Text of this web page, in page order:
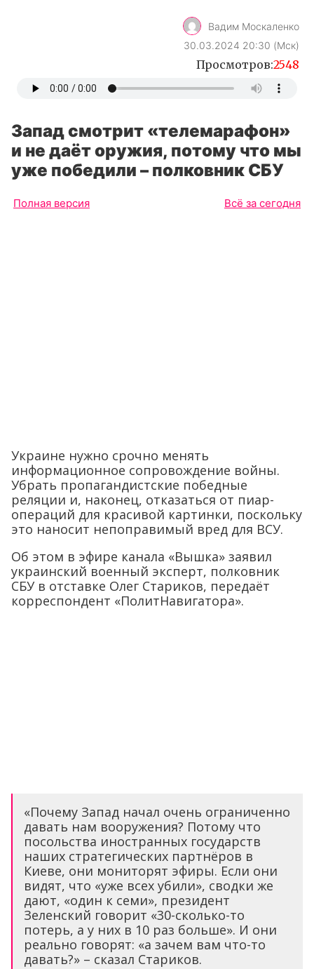
Вадим Москаленко
30.03.2024 20:30 (Мск)
Просмотров:2548
Запад смотрит «телемарафон»
и не даёт оружия, потому что мы
уже победили – полковник СБУ
Полная версия Всё за сегодня
Украине нужно срочно менять
информационное сопровождение войны.
Убрать пропагандистские победные
реляции и, наконец, отказаться от пиар-
операций для красивой картинки, поскольку
это наносит непоправимый вред для ВСУ.
Об этом в эфире канала «Вышка» заявил
украинский военный эксперт, полковник
СБУ в отставке Олег Стариков, передаёт
корреспондент «ПолитНавигатора».
«Почему Запад начал очень ограниченно
давать нам вооружения? Потому что
посольства иностранных государств
наших стратегических партнёров в
Киеве, они мониторят эфиры. Если они
видят, что «уже всех убили», сводки же
дают, «один к семи», президент
Зеленский говорит «30-сколько-то
потерь, а у них в 10 раз больше». И они
реально говорят: «а зачем вам что-то
давать?» – сказал Стариков.